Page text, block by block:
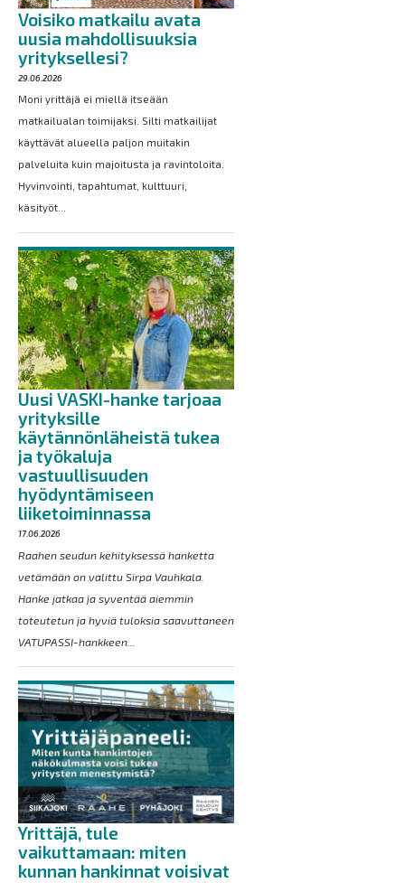
Voisiko matkailu avata
uusia mahdollisuuksia
yrityksellesi?
29.06.2026
Moni yrittäjä ei miellä itseään
matkailualan toimijaksi. Silti matkailijat
käyttävät alueella paljon muitakin
palveluita kuin majoitusta ja ravintoloita.
Hyvinvointi, tapahtumat, kulttuuri,
käsityöt...
Uusi VASKI-hanke tarjoaa
yrityksille
käytännönläheistä tukea
ja työkaluja
vastuullisuuden
hyödyntämiseen
liiketoiminnassa
17.06.2026
Raahen seudun kehityksessä hanketta
vetämään on valittu Sirpa Vauhkala.
Hanke jatkaa ja syventää aiemmin
toteutetun ja hyviä tuloksia saavuttaneen
VATUPASSI-hankkeen...
Yrittäjä, tule
vaikuttamaan: miten
kunnan hankinnat voisivat